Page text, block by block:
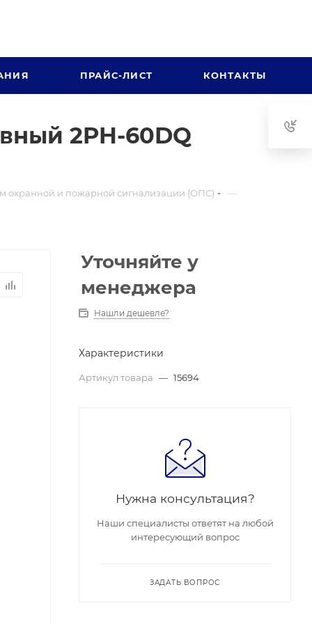
ПРАЙС-ЛИСТ КОНТАКТЫ
2PH-60DQ
охранной и пожарной сигнализации (ОПС) —
Уточняйте у
менеджера
Нашли дешевле?
Характеристики
Артикул товара — 15694
Нужна консультация?
Наши специалисты ответят на любой
интересующий вопрос
ЗАДАТЬ ВОПРОС